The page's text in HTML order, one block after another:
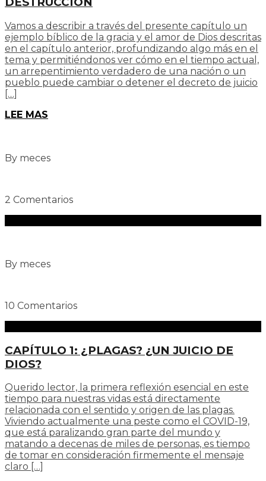
Vamos a describir a través del presente capítulo un
ejemplo bíblico de la gracia y el amor de Dios descritas
en el capítulo anterior, profundizando algo más en el
tema y permitiéndonos ver cómo en el tiempo actual,
un arrepentimiento verdadero de una nación o un
pueblo puede cambiar o detener el decreto de juicio
[…]
LEE MAS
By meces
2 Comentarios
By meces
10 Comentarios
CAPÍTULO 1: ¿PLAGAS? ¿UN JUICIO DE
DIOS?
Querido lector, la primera reflexión esencial en este
tiempo para nuestras vidas está directamente
relacionada con el sentido y origen de las plagas.
Viviendo actualmente una peste como el COVID-19,
que está paralizando gran parte del mundo y
matando a decenas de miles de personas, es tiempo
de tomar en consideración firmemente el mensaje
claro […]